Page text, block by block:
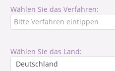
Wählen Sie das Verfahren:
Wählen Sie das Land: